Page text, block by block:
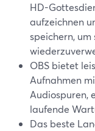
HD-
aufzeichnen
speichern,
OBS bietet
Aufnahmen
Audiospuren,
laufende
Das beste